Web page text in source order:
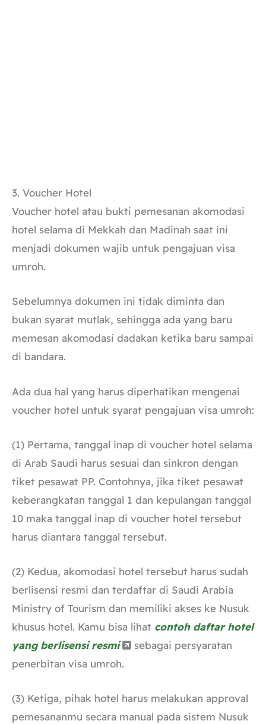
3. Voucher Hotel
Voucher hotel atau bukti pemesanan akomodasi
hotel selama di Mekkah dan Madinah saat ini
menjadi dokumen wajib untuk pengajuan visa
umroh.
Sebelumnya dokumen ini tidak diminta dan
bukan syarat mutlak, sehingga ada yang baru
memesan akomodasi dadakan ketika baru sampai
di bandara.
Ada dua hal yang harus diperhatikan mengenai
voucher hotel untuk syarat pengajuan visa umroh:
(1) Pertama, tanggal inap di voucher hotel selama
di Arab Saudi harus sesuai dan sinkron dengan
tiket pesawat PP. Contohnya, jika tiket pesawat
keberangkatan tanggal 1 dan kepulangan tanggal
10 maka tanggal inap di voucher hotel tersebut
harus diantara tanggal tersebut.
(2) Kedua, akomodasi hotel tersebut harus sudah
berlisensi resmi dan terdaftar di Saudi Arabia
Ministry of Tourism dan memiliki akses ke Nusuk
khusus hotel. Kamu bisa lihat contoh daftar hotel
yang berlisensi resmi
sebagai persyaratan
penerbitan visa umroh.
(3) Ketiga, pihak hotel harus melakukan approval
pemesananmu secara manual pada sistem Nusuk